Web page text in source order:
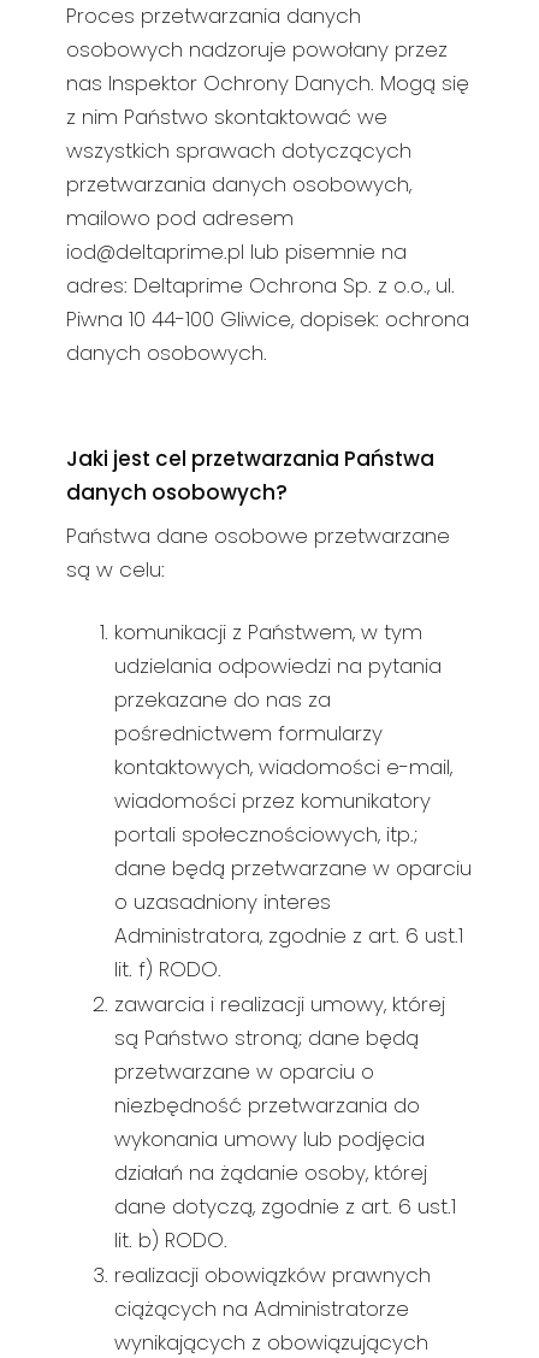
Proces przetwarzania danych
osobowych nadzoruje powołany przez
nas Inspektor Ochrony Danych. Mogą się
z nim Państwo skontaktować we
wszystkich sprawach dotyczących
przetwarzania danych osobowych,
mailowo pod adresem
iod@deltaprime.pl lub pisemnie na
adres: Deltaprime Ochrona Sp. z o.o., ul.
Piwna 10 44-100 Gliwice, dopisek: ochrona
danych osobowych.
Jaki jest cel przetwarzania Państwa
danych osobowych?
Państwa dane osobowe przetwarzane
są w celu:
komunikacji z Państwem, w tym
udzielania odpowiedzi na pytania
przekazane do nas za
pośrednictwem formularzy
kontaktowych, wiadomości e-mail,
wiadomości przez komunikatory
portali społecznościowych, itp.;
dane będą przetwarzane w oparciu
o uzasadniony interes
Administratora, zgodnie z art. 6 ust.1
lit. f) RODO.
zawarcia i realizacji umowy, której
są Państwo stroną; dane będą
przetwarzane w oparciu o
niezbędność przetwarzania do
wykonania umowy lub podjęcia
działań na żądanie osoby, której
dane dotyczą, zgodnie z art. 6 ust.1
lit. b) RODO.
realizacji obowiązków prawnych
ciążących na Administratorze
wynikających z obowiązujących